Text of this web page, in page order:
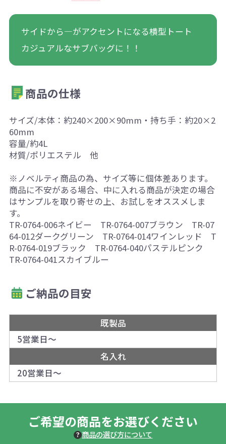
サイドから―がアクセントになる横型トート
カジュアルなサブバッグに！！
商品の仕様
サイズ/本体：約240×200×90mm・持ち手：約20×2
60mm
容量/約4L
材質/ポリエステル 他
※ノベルティ商品の為、サイズ等に個体差あります。
商品に不安がある場合、中に入れる商品が決定の場合
はサンプルを取り寄せの上、お試しをオススメしま
す。
TR-0764-006ネイビー TR-0764-007ブラウン TR-07
64-012ダークグリーン TR-0764-014ワインレッド T
R-0764-019ブラック TR-0764-040パステルピンク
TR-0764-041スカイブルー
ご納品の目安
既製品
5営業日～
名入れ
20営業日～
ご希望の商品をお選びください
商品の選び方について